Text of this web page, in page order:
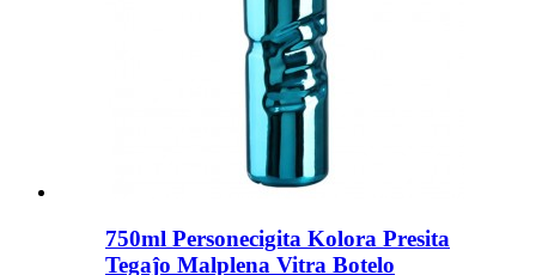
750ml Personecigita Kolora Presita
Tegaĵo Malplena Vitra Botelo